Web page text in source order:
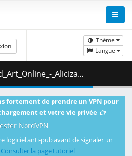
Thème
Langue
_The_Final_Load_Test__KaiDubs___720p_.mp4.001 ( 291.07 MB )
fortement de prendre un VPN pour
et votre vie privée
NordVPN
logiciel anti-pub avant de signaler un
Consulter la page tutoriel